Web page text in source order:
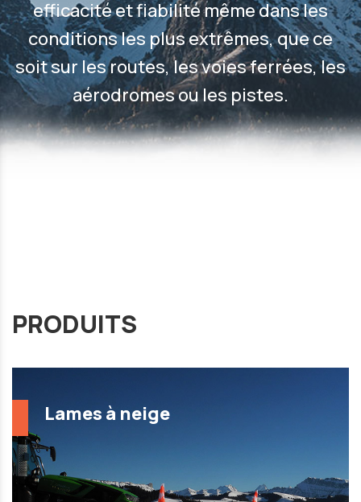
efficacité et fiabilité même dans les
conditions les plus extrêmes, que ce
soit sur les routes, les voies ferrées, les
aérodromes ou les pistes.
PRODUITS
Lames à neige